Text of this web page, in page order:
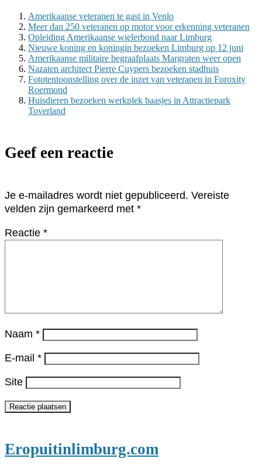
Amerikaanse veteranen te gast in Venlo
Meer dan 250 veteranen op motor voor erkenning veteranen
Opleiding Amerikaanse wielerbond naar Limburg
Nieuwe koning en koningin bezoeken Limburg op 12 juni
Amerikaanse militaire begraafplaats Margraten weer open
Nazaten architect Pierre Cuypers bezoeken stadhuis
Fototentoonstelling over de inzet van veteranen in Foroxity
Roermond
Huisdieren bezoeken werkplek baasjes in Attractiepark
Toverland
Geef een reactie
Je e-mailadres wordt niet gepubliceerd. Vereiste
velden zijn gemarkeerd met *
Reactie *
Naam *
E-mail *
Site
Eropuitinlimburg.com